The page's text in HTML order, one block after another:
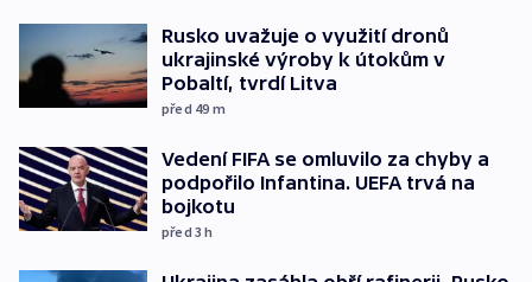
Rusko uvažuje o využití dronů
ukrajinské výroby k útokům v
Pobaltí, tvrdí Litva
před 49 m
Vedení FIFA se omluvilo za chyby a
podpořilo Infantina. UEFA trvá na
bojkotu
před 3h